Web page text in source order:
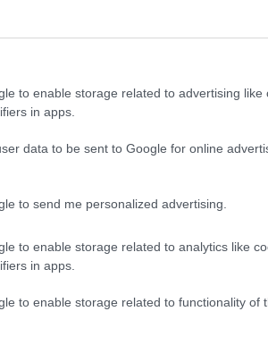
to enable storage related to advertising like
in apps.
data to be sent to Google for online
to send me personalized advertising.
to enable storage related to analytics like
in apps.
to enable storage related to functionality of
νέα μας σελίδα για